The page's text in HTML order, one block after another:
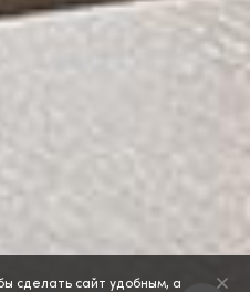
сделать сайт удобным, а